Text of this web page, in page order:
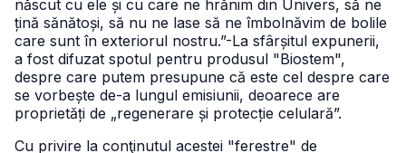
născut cu ele și cu care ne hrănim din Univers, să ne
țină sănătoși, să nu ne lase să ne îmbolnăvim de bolile
care sunt în exteriorul nostru.”-La sfârșitul expunerii,
a fost difuzat spotul pentru produsul "Biostem",
despre care putem presupune că este cel despre care
se vorbește de-a lungul emisiunii, deoarece are
proprietăți de „regenerare și protecție celulară”.
Cu privire la conţinutul acestei "ferestre" de